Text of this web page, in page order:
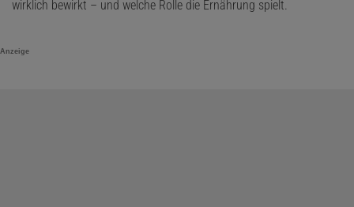
wirklich bewirkt – und welche Rolle die Ernährung spielt.
Anzeige